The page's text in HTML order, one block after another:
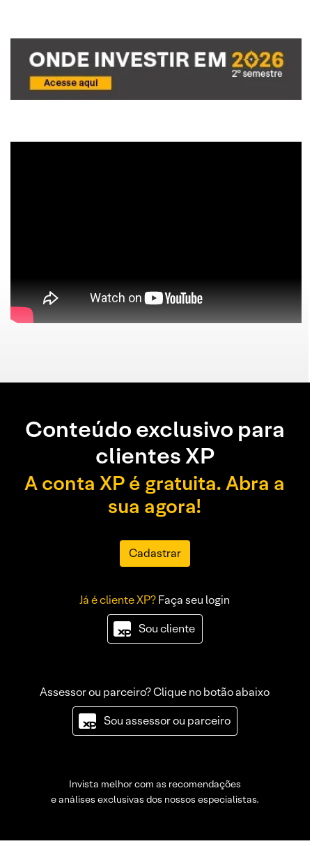
Conteúdo exclusivo para
clientes XP
A conta XP é gratuita. Abra a
sua agora!
Cadastrar
Já é cliente XP?Faça seu login
Sou cliente
Assessor ou parceiro? Clique no botão abaixo
Sou assessor ou parceiro
Invista melhor com as recomendações
e análises exclusivas dos nossos especialistas.